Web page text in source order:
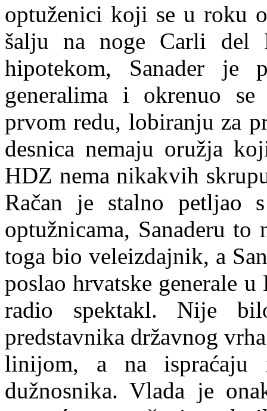
optuženici koji se u roku
šalju na noge Carli del
hipotekom, Sanader je
generalima i okrenuo se
prvom redu, lobiranju za
desnica nemaju oružja
HDZ nema nikakvih
Račan je stalno petljao
optužnicama, Sanaderu to
toga bio veleizdajnik, a
poslao hrvatske generale u
radio spektakl. Nije
predstavnika državnog
linijom, a na ispraćaju
dužnosnika. Vlada je